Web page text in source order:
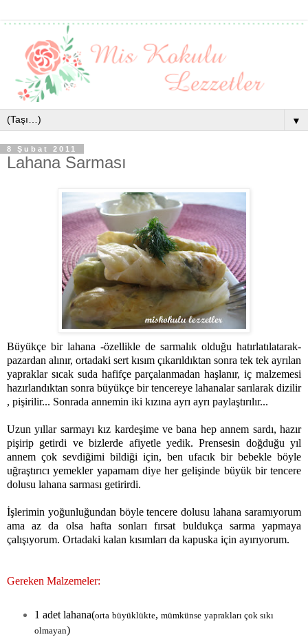
▼
8 Şubat 2011
Lahana Sarması
Büyükçe bir lahana -özellikle de sarmalık olduğu hatırlatılatarak-
pazardan alınır, ortadaki sert kısım çıkarıldıktan sonra tek tek ayrılan
yapraklar sıcak suda hafifçe parçalanmadan haşlanır, iç malzemesi
hazırlandıktan sonra büyükçe bir tencereye lahanalar sarılarak dizilir
, pişirilir... Sonrada annemin iki kızına ayrı ayrı paylaştırılır...
Uzun yıllar sarmayı kız kardeşime ve bana hep annem sardı, hazır
pişirip getirdi ve bizlerde afiyetle yedik. Prensesin doğduğu yıl
annem çok sevdiğimi bildiği için, ben ufacık bir bebekle böyle
uğraştırıcı yemekler yapamam diye her gelişinde büyük bir tencere
dolusu lahana sarması getirirdi.
İşlerimin yoğunluğundan böyle tencere dolusu lahana saramıyorum
ama az da olsa hafta sonları fırsat buldukça sarma yapmaya
çalışıyorum. Ortadaki kalan kısımları da kapuska için ayırıyorum.
Gereken Malzemeler:
1 adet lahana(orta büyüklükte,mümkünse yaprakları çok sıkı
olmayan)